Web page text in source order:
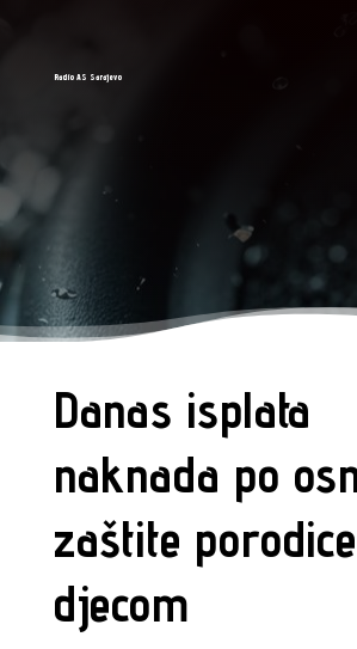
Radio AS Sarajevo
Danas isplata
naknada po
zaštite
djecom